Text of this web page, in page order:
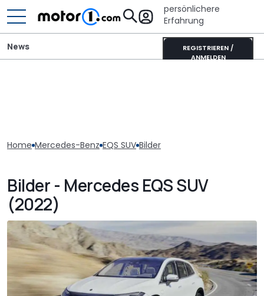
persönlichere
Erfahrung
REGISTRIEREN /
ANMELDEN
News
Home Mercedes-Benz EQS SUV Bilder
Bilder - Mercedes EQS SUV
(2022)